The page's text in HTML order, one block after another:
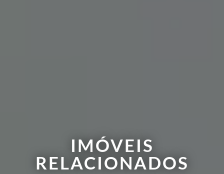
IMÓVEIS
RELACIONADOS